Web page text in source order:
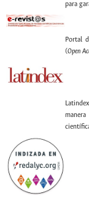
para
Portal
(Open